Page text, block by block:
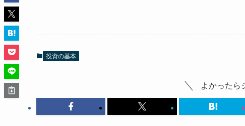
投資の基本
よかったら